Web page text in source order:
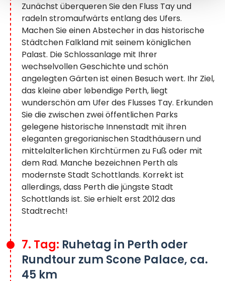
Zunächst überqueren Sie den Fluss Tay und
radeln stromaufwärts entlang des Ufers.
Machen Sie einen Abstecher in das historische
Städtchen Falkland mit seinem königlichen
Palast. Die Schlossanlage mit Ihrer
wechselvollen Geschichte und schön
angelegten Gärten ist einen Besuch wert. Ihr Ziel,
das kleine aber lebendige Perth, liegt
wunderschön am Ufer des Flusses Tay. Erkunden
Sie die zwischen zwei öffentlichen Parks
gelegene historische Innenstadt mit ihren
eleganten gregorianischen Stadthäusern und
mittelalterlichen Kirchtürmen zu Fuß oder mit
dem Rad. Manche bezeichnen Perth als
modernste Stadt Schottlands. Korrekt ist
allerdings, dass Perth die jüngste Stadt
Schottlands ist. Sie erhielt erst 2012 das
Stadtrecht!
7. Tag: Ruhetag in Perth oder
Rundtour zum Scone Palace, ca.
45 km